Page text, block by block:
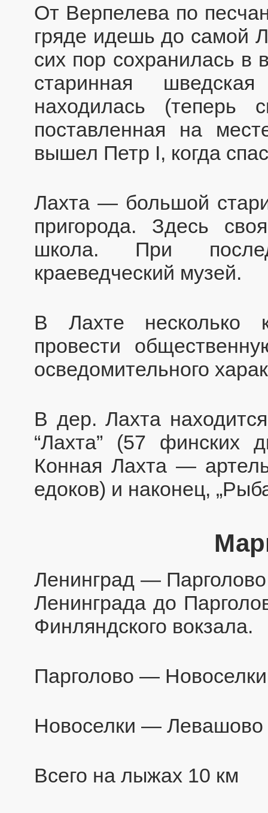
От Верпелева по
гряде идешь до самой
сих пор сохранилась в
старинная
находилась (теперь
поставленная на
вышел Петр I, когда
Лахта — большой
пригорода. Здесь
школа. При
краеведческий музей.
В Лахте несколько
провести
осведомительного
В дер. Лахта
“Лахта” (57 финских
Конная Лахта —
едоков) и наконец,
Ленинград —
Ленинграда до
Финляндского вокзала.
Парголово —
Новоселки — Левашово
Всего на лыжах 10 км